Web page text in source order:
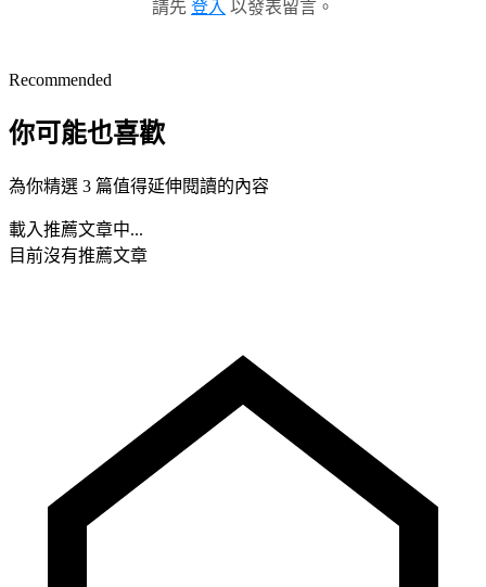
請先 登入 以發表留言。
Recommended
你可能也喜歡
為你精選 3 篇值得延伸閱讀的內容
載入推薦文章中...
目前沒有推薦文章